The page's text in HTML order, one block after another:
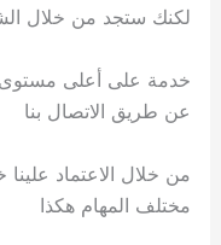
لكنك ستجد من خلال
خدمة على أعلى مستوى
عن طريق الاتصال بنا
من خلال الاعتماد
مختلف المهام هكذا